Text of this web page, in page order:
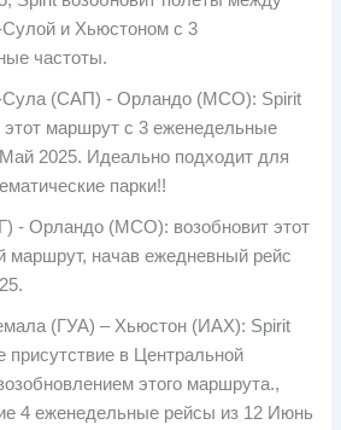
и Хьюстоном с 3
частоты.
Сула (САП) - Орландо (МСО): Spirit
этот маршрут с 3 еженедельные
2025. Идеально подходит для
парки!!
- Орландо (МСО): возобновит этот
маршрут, начав ежедневный рейс
(ГУА) – Хьюстон (ИАХ): Spirit
присутствие в Центральной
этого маршрута.,
4 еженедельные рейсы из 12 Июнь